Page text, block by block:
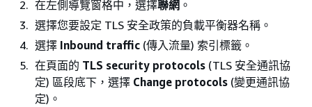
在左側導覽窗格中，選擇聯網 。
選擇您要設定 TLS 安全政策的負載平衡器名稱。
選擇 Inbound traffic (傳入流量) 索引標籤。
在頁面的 TLS security protocols (TLS 安全通訊協
定) 區段底下，選擇 Change protocols (變更通訊協
定)。